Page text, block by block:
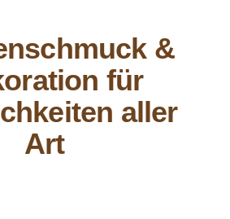
&
für
aller
Art